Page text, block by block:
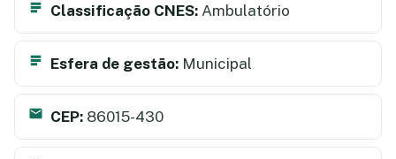
Classificação CNES: Ambulatório
Esfera de gestão: Municipal
CEP: 86015-430